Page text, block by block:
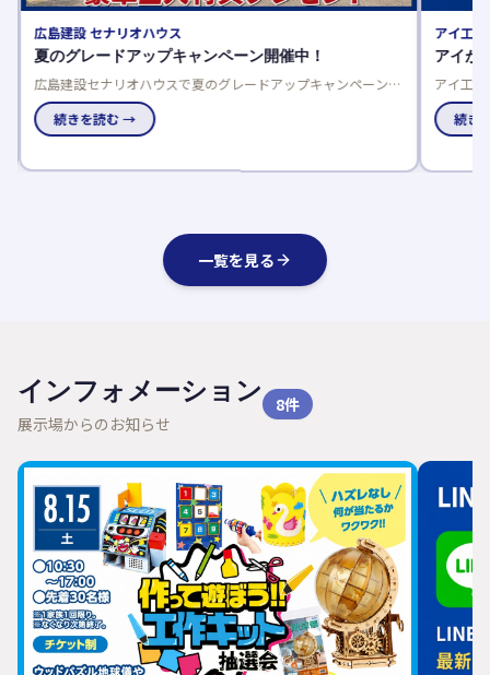
広島建設 セナリオハウス
夏のグレードアップキャンペーン開催中！
広島建設セナリオハウスで夏のグレードアップキャンペーン開
催中！来場者プレゼントや豪華仕様を選べるご成約特典でお得
に理想の住まいを実現しませんか。
続きを読む →
アイ工務
アイが
アイ工
りやす
続き
一覧を見る
インフォメーション
展示場からのお知らせ
8件